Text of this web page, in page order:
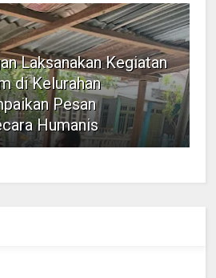
Laksanakan Kegiatan
di Kelurahan
Pesan
Humanis